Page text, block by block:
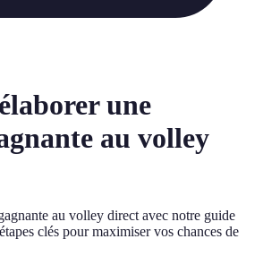
une
au volley
au volley direct avec notre guide
clés pour maximiser vos chances de